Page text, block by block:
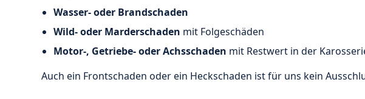
Wasser- oder Brandschaden
Wild- oder Marderschaden mit Folgeschäden
Motor-, Getriebe- oder Achsschaden mit Restwert in der
Auch ein Frontschaden oder ein Heckschaden ist für uns kein